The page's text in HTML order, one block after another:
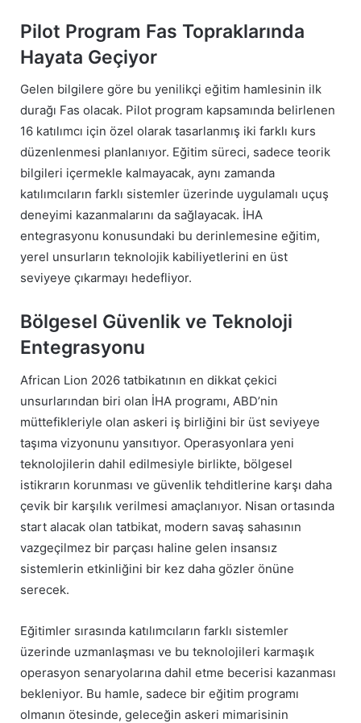
Pilot Program Fas Topraklarında
Hayata Geçiyor
Gelen bilgilere göre bu yenilikçi eğitim hamlesinin ilk
durağı Fas olacak. Pilot program kapsamında belirlenen
16 katılımcı için özel olarak tasarlanmış iki farklı kurs
düzenlenmesi planlanıyor. Eğitim süreci, sadece teorik
bilgileri içermekle kalmayacak, aynı zamanda
katılımcıların farklı sistemler üzerinde uygulamalı uçuş
deneyimi kazanmalarını da sağlayacak. İHA
entegrasyonu konusundaki bu derinlemesine eğitim,
yerel unsurların teknolojik kabiliyetlerini en üst
seviyeye çıkarmayı hedefliyor.
Bölgesel Güvenlik ve Teknoloji
Entegrasyonu
African Lion 2026 tatbikatının en dikkat çekici
unsurlarından biri olan İHA programı, ABD’nin
müttefikleriyle olan askeri iş birliğini bir üst seviyeye
taşıma vizyonunu yansıtıyor. Operasyonlara yeni
teknolojilerin dahil edilmesiyle birlikte, bölgesel
istikrarın korunması ve güvenlik tehditlerine karşı daha
çevik bir karşılık verilmesi amaçlanıyor. Nisan ortasında
start alacak olan tatbikat, modern savaş sahasının
vazgeçilmez bir parçası haline gelen insansız
sistemlerin etkinliğini bir kez daha gözler önüne
serecek.
Eğitimler sırasında katılımcıların farklı sistemler
üzerinde uzmanlaşması ve bu teknolojileri karmaşık
operasyon senaryolarına dahil etme becerisi kazanması
bekleniyor. Bu hamle, sadece bir eğitim programı
olmanın ötesinde, geleceğin askeri mimarisinin